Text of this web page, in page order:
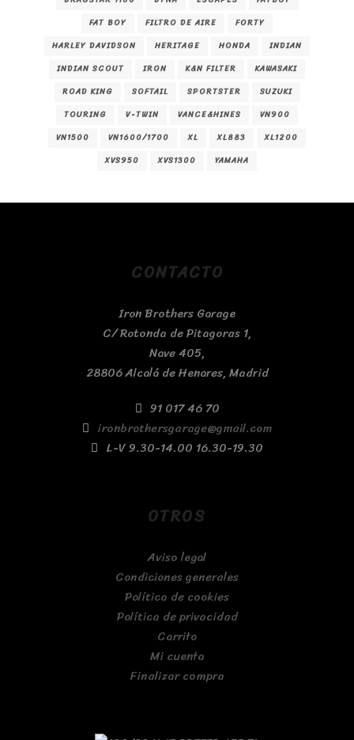
FAT BOY
FILTRO DE AIRE
FORTY
HARLEY DAVIDSON
HERITAGE HONDA
INDIAN
INDIAN SCOUT
IRON K&N FILTER
KAWASAKI
ROAD KING
SOFTAIL SPORTSTER
SUZUKI
TOURING
V-TWIN VANCE&HINES
VN900
VN1500
VN1600/1700 XL XL883
XL1200
XVS950
XVS1300 YAMAHA
CONTACTO
Iron Brothers Garage
C/ Rotonda de Pitagoras 1,
Nave 405,
28806 Alcalá de Henares, Madrid
91 017 46 70
ironbrothersgarage@gmail.com
L-V 9.30-14.00 16.30-19.30
OTROS
Aviso legal
Condiciones generales
Política de cookies
Política de privacidad
Carrito
Mi cuenta
Finalizar compra